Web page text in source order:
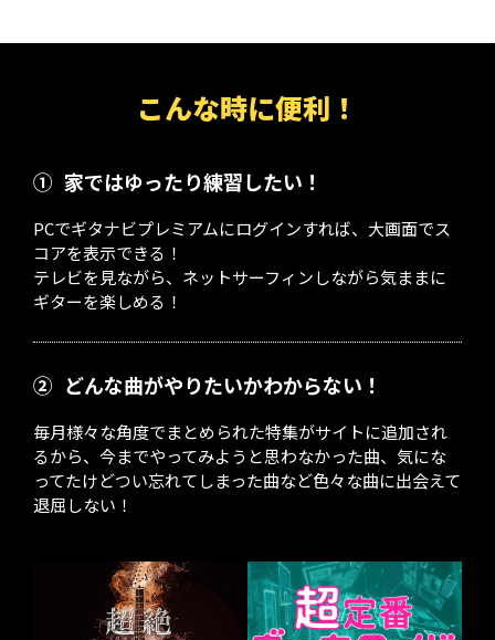
こんな時に便利！
① 家ではゆったり練習したい！
PCでギタナビプレミアムにログインすれば、大画面でス
コアを表示できる！
テレビを見ながら、ネットサーフィンしながら気ままに
ギターを楽しめる！
② どんな曲がやりたいかわからない！
毎月様々な角度でまとめられた特集がサイトに追加され
るから、今までやってみようと思わなかった曲、気にな
ってたけどつい忘れてしまった曲など色々な曲に出会えて
退屈しない！